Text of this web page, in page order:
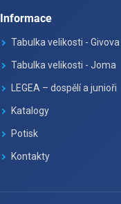
Informace
Tabulka velikosti - Givova
Tabulka velikosti - Joma
LEGEA – dospělí a junioři
Katalogy
Potisk
Kontakty